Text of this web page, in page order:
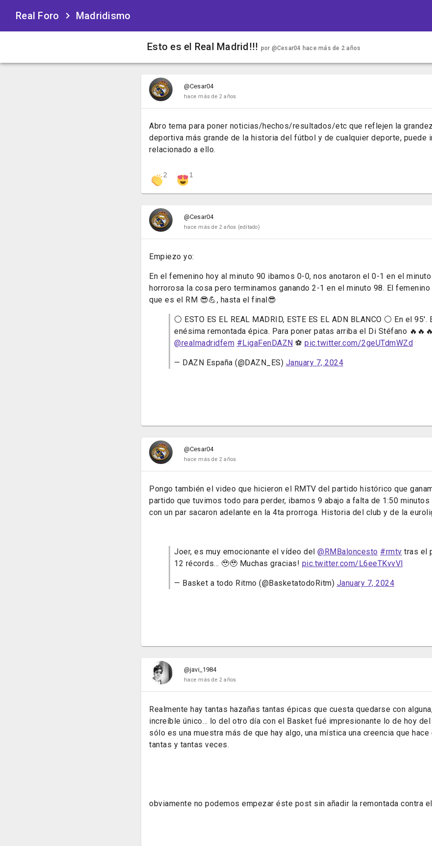
Real Foro Madridismo
Esto es el Real Madrid!!! por @Cesar04 hace más de 2 años
@Cesar04
hace más de 2 años
Abro tema para poner noticias/hechos/resultados/etc que reflejen la
deportiva más grande de la historia del fútbol y de cualquier deporte, puede
relacionado a ello.
2 1
@Cesar04
hace más de 2 años (editado)
Empiezo yo:
En el femenino hoy al minuto 90 ibamos 0-0, nos anotaron el 0-1 en el
horrorosa la cosa pero terminamos ganando 2-1 en el minuto 98. El
que es el RM 😎💪, hasta el final😎
⚪ ESTO ES EL REAL MADRID, ESTE ES EL ADN BLANCO ⚪ En el 95'.
enésima remontada épica. Para poner patas arriba el Di Stéfano 🔥🔥🔥
@realmadridfem #LigaFenDAZN ⚽ pic.twitter.com/2geUTdmWZd
— DAZN España (@DAZN_ES) January 7, 2024
@Cesar04
hace más de 2 años
Pongo también el video que hicieron el RMTV del partido histórico que
partido que tuvimos todo para perder, ibamos 9 abajo a falta de 1:50
con un par sacaron adelante en la 4ta prorroga. Historia del club y de la
Joer, es muy emocionante el vídeo del @RMBaloncesto #rmtv tras el
12 récords... 🥹🥹 Muchas gracias! pic.twitter.com/L6eeTKvvVl
— Basket a todo Ritmo (@BasketatodoRitm) January 7, 2024
@javi_1984
hace más de 2 años
Realmente hay tantas hazañas tantas épicas que cuesta quedarse con
increíble único… lo del otro día con el Basket fué impresionante lo de hoy
sólo es una muestra más de que hay algo, una mística una creencia que
tantas y tantas veces.
obviamente no podemos empezar éste post sin añadir la remontada contra